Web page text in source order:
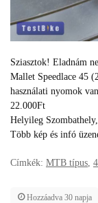
Sziasztok! Eladnám
Mallet Speedlace 45
használati nyomok
22.000Ft
Helyileg
Több kép és infó
Címkék: MTB típus
Hozzáadva 30 napja